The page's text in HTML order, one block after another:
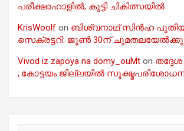
പരീക്ഷാഹാളിൽ; കുട്ടി ചികിത്സയിൽ
KrisWoolf on ബിശ്വനാഥ് സിൻഹ
സെക്രട്ടറി: ജൂൺ 30ന്
Vivod iz zapoya na domy_ouMt on
;.കോട്ടയം ജില്ലയിൽ